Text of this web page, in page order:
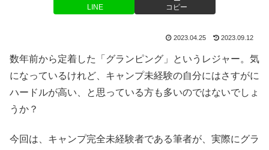
LINE コピー
2023.04.25 2023.09.12
数年前から定着した「グランピング」というレジャー。気
になっているけれど、キャンプ未経験の自分にはさすがに
ハードルが高い、と思っている方も多いのではないでしょ
うか？
今回は、キャンプ完全未経験者である筆者が、実際にグラ